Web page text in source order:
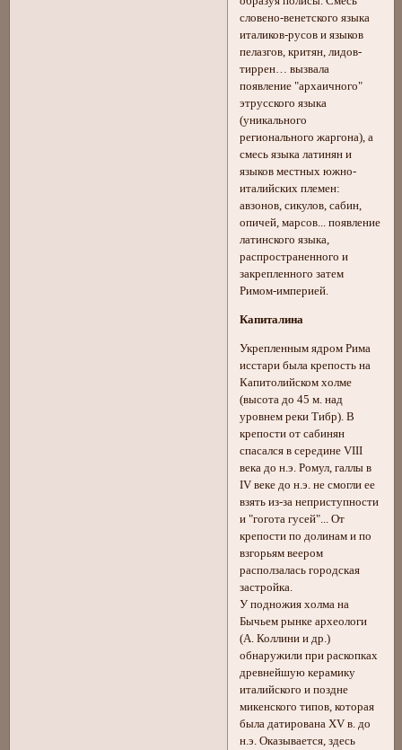
словено-венетского языка
италиков-русов и языков
пелазгов, критян, лидов-
тиррен… вызвала
появление "архаичного"
этрусского языка
(уникального
регионального жаргона), а
смесь языка латинян и
языков местных южно-
италийских племен:
авзонов, сикулов, сабин,
опичей, марсов... появление
латинского языка,
распространенного и
закрепленного затем
Римом-империей.
Капиталина
Укрепленным ядром Рима
исстари была крепость на
Капитолийском холме
(высота до 45 м. над
уровнем реки Тибр). В
крепости от сабинян
спасался в середине VIII
века до н.э. Ромул, галлы в
IV веке до н.э. не смогли ее
взять из-за неприступности
и "гогота гусей"... От
крепости по долинам и по
взгорьям веером
расползалась городская
застройка.
У подножия холма на
Бычьем рынке археологи
(А. Коллини и др.)
обнаружили при раскопках
древнейшую керамику
италийского и поздне
микенского типов, которая
была датирована ХV в. до
н.э. Оказывается, здесь